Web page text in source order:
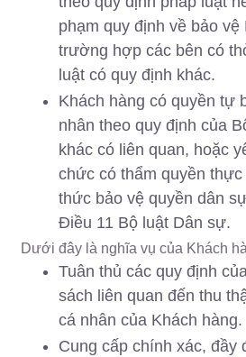
phạm quy định về bảo
trường hợp các bên có
luật có quy định khác.
Khách hàng có quyền tự
nhân theo quy định của
khác có liên quan, hoặc
chức có thẩm quyền
thức bảo vệ quyền dân
Điều 11 Bộ luật Dân sự.
Dưới đây là nghĩa vụ của Khách
Tuân thủ các quy định
sách liên quan đến thu
cá nhân của Khách hàng.
Cung cấp chính xác, đầy